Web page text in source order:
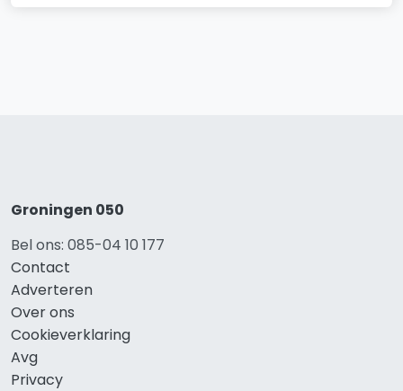
Groningen 050
Bel ons: 085-04 10 177
Contact
Adverteren
Over ons
Cookieverklaring
Avg
Privacy